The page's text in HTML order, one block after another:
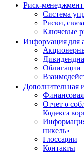
Риск-менеджмент
Система
Риски,
Ключевые
Информация для
Облигации
Дополнительная
Финансовая
Отчет о
Кодекса
никель»
Глоссарий
Контакты